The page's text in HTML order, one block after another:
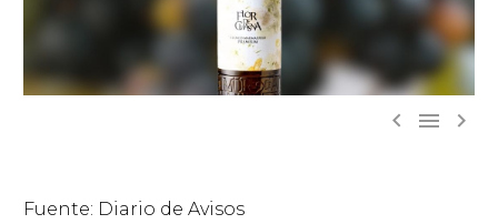
  
Fuente: Diario de Avisos